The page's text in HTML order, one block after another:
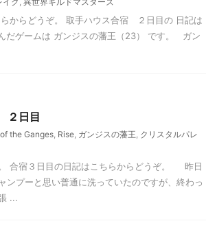
からどうぞ。 取手ハウス合宿 ２日目の 日記は
だゲームは ガンジスの藩王（23） です。 ガン
日目
the Ganges, Rise, ガンジスの藩王, クリスタルパレ
合宿３日目の日記はこちらからどうぞ。 昨日
ンプーと思い普通に洗っていたのですが、終わっ
...